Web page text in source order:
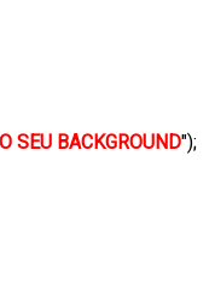
SEU BACKGROUND");